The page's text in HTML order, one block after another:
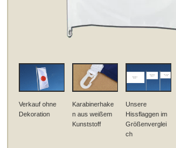
Verkauf ohne
Dekoration
Karabinerhake
n aus weißem
Kunststoff
Unsere
Hissflaggen im
Größenverglei
ch